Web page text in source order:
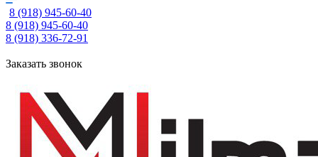
8 (918) 945-60-40
8 (918) 945-60-40
8 (918) 336-72-91
Заказать звонок